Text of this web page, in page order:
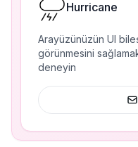
Hurricane
Arayüzünüzün UI
görünmesini
deneyin